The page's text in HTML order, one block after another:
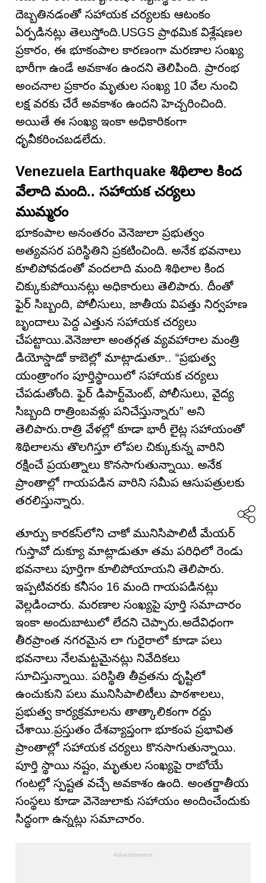
దెబ్బతినడంతో సహాయక చర్యలకు ఆటంకం
ఏర్పడినట్లు తెలుస్తోంది.USGS ప్రాథమిక విశ్లేషణల
ప్రకారం, ఈ భూకంపాల కారణంగా మరణాల సంఖ్య
భారీగా ఉండే అవకాశం ఉందని తెలిపింది. ప్రారంభ
అంచనాల ప్రకారం మృతుల సంఖ్య 10 వేల నుంచి
లక్ష వరకు చేరే అవకాశం ఉందని హెచ్చరించింది.
అయితే ఈ సంఖ్య ఇంకా అధికారికంగా
ధృవీకరించబడలేదు.
Venezuela Earthquake శిథిలాల కింద
వేలాది మంది.. సహాయక చర్యలు
ముమ్మరం
భూకంపాల అనంతరం వెనెజులా ప్రభుత్వం
అత్యవసర పరిస్థితిని ప్రకటించింది. అనేక భవనాలు
కూలిపోవడంతో వందలాది మంది శిథిలాల కింద
చిక్కుకుపోయినట్లు అధికారులు తెలిపారు. దీంతో
ఫైర్ సిబ్బంది, పోలీసులు, జాతీయ విపత్తు నిర్వహణ
బృందాలు పెద్ద ఎత్తున సహాయక చర్యలు
చేపట్టాయి.వెనెజులా అంతర్గత వ్యవహారాల మంత్రి
డియోస్డాడో కాబెల్లో మాట్లాడుతూ.. “ప్రభుత్వ
యంత్రాంగం పూర్తిస్థాయిలో సహాయక చర్యలు
చేపడుతోంది. ఫైర్ డిపార్ట్‌మెంట్, పోలీసులు, వైద్య
సిబ్బంది రాత్రింబవళ్లు పనిచేస్తున్నారు” అని
తెలిపారు.రాత్రి వేళల్లో కూడా భారీ లైట్ల సహాయంతో
శిథిలాలను తొలగిస్తూ లోపల చిక్కుకున్న వారిని
రక్షించే ప్రయత్నాలు కొనసాగుతున్నాయి. అనేక
ప్రాంతాల్లో గాయపడిన వారిని సమీప ఆసుపత్రులకు
తరలిస్తున్నారు.
తూర్పు కారకస్‌లోని చాకో మునిసిపాలిటీ మేయర్
గుస్తావో దుక్యూ మాట్లాడుతూ తమ పరిధిలో రెండు
భవనాలు పూర్తిగా కూలిపోయాయని తెలిపారు.
ఇప్పటివరకు కనీసం 16 మంది గాయపడినట్లు
వెల్లడించారు. మరణాల సంఖ్యపై పూర్తి సమాచారం
ఇంకా అందుబాటులో లేదని చెప్పారు.అదేవిధంగా
తీరప్రాంత నగరమైన లా గురైరాలో కూడా పలు
భవనాలు నేలమట్టమైనట్లు నివేదికలు
సూచిస్తున్నాయి. పరిస్థితి తీవ్రతను దృష్టిలో
ఉంచుకుని పలు మునిసిపాలిటీలు పాఠశాలలు,
ప్రభుత్వ కార్యక్రమాలను తాత్కాలికంగా రద్దు
చేశాయి.ప్రస్తుతం దేశవ్యాప్తంగా భూకంప ప్రభావిత
ప్రాంతాల్లో సహాయక చర్యలు కొనసాగుతున్నాయి.
పూర్తి స్థాయి నష్టం, మృతుల సంఖ్యపై రాబోయే
గంటల్లో స్పష్టత వచ్చే అవకాశం ఉంది. అంతర్జాతీయ
సంస్థలు కూడా వెనెజులాకు సహాయం అందించేందుకు
సిద్ధంగా ఉన్నట్లు సమాచారం.